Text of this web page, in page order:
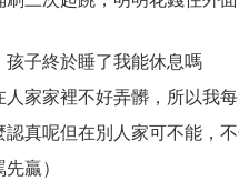
孩子終於睡了我能休息嗎
人家家裡不好弄髒，所以我
認真呢但在別人家可不能，
贏）